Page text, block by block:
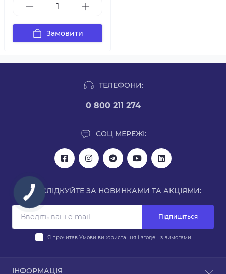
Замовити
ТЕЛЕФОНИ:
0 800 211 274
СОЦ МЕРЕЖІ:
СЛІДКУЙТЕ ЗА НОВИНКАМИ ТА АКЦІЯМИ:
Підпишіться
Я прочитав Умови використання і згоден з вимогами
ІНФОРМАЦІЯ